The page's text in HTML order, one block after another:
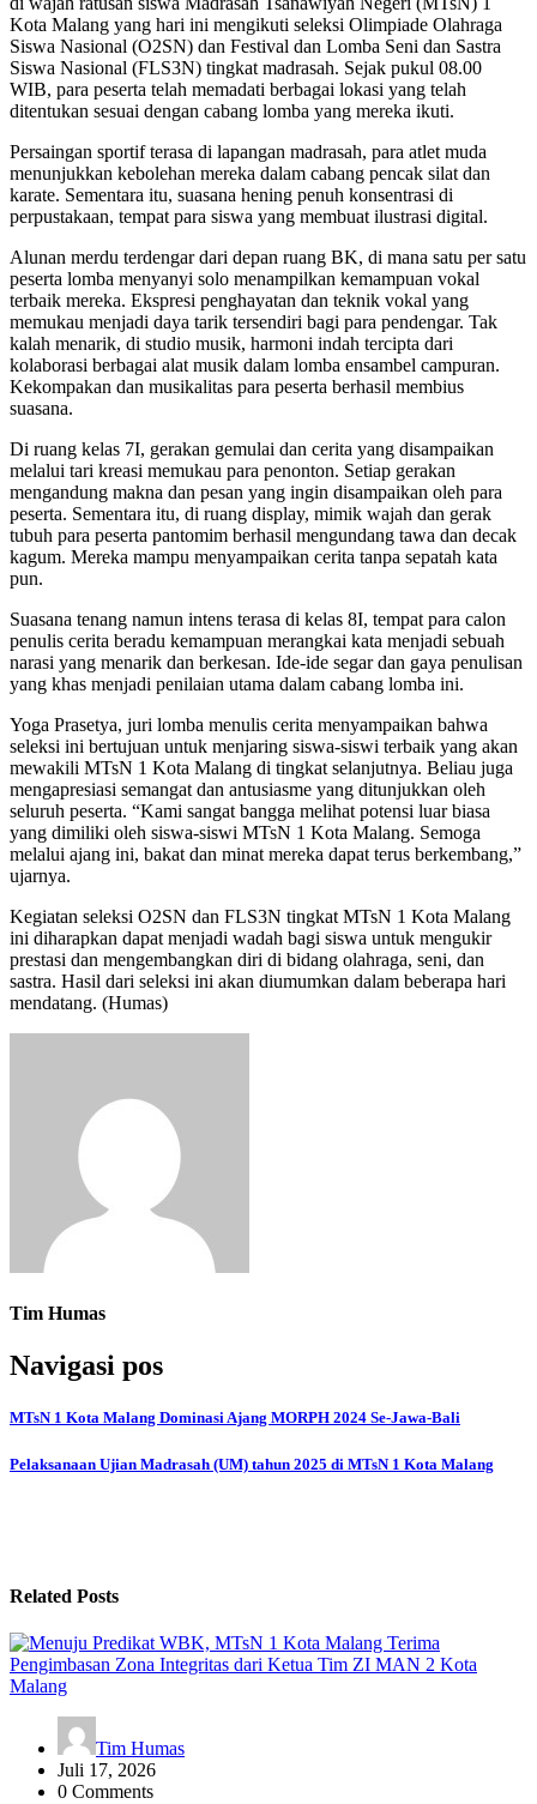
Kota Malang yang hari ini mengikuti seleksi Olimpiade Olahraga
Siswa Nasional (O2SN) dan Festival dan Lomba Seni dan Sastra
Siswa Nasional (FLS3N) tingkat madrasah. Sejak pukul 08.00
WIB, para peserta telah memadati berbagai lokasi yang telah
ditentukan sesuai dengan cabang lomba yang mereka ikuti.
Persaingan sportif terasa di lapangan madrasah, para atlet muda
menunjukkan kebolehan mereka dalam cabang pencak silat dan
karate. Sementara itu, suasana hening penuh konsentrasi di
perpustakaan, tempat para siswa yang membuat ilustrasi digital.
Alunan merdu terdengar dari depan ruang BK, di mana satu per satu
peserta lomba menyanyi solo menampilkan kemampuan vokal
terbaik mereka. Ekspresi penghayatan dan teknik vokal yang
memukau menjadi daya tarik tersendiri bagi para pendengar. Tak
kalah menarik, di studio musik, harmoni indah tercipta dari
kolaborasi berbagai alat musik dalam lomba ensambel campuran.
Kekompakan dan musikalitas para peserta berhasil membius
suasana.
Di ruang kelas 7I, gerakan gemulai dan cerita yang disampaikan
melalui tari kreasi memukau para penonton. Setiap gerakan
mengandung makna dan pesan yang ingin disampaikan oleh para
peserta. Sementara itu, di ruang display, mimik wajah dan gerak
tubuh para peserta pantomim berhasil mengundang tawa dan decak
kagum. Mereka mampu menyampaikan cerita tanpa sepatah kata
pun.
Suasana tenang namun intens terasa di kelas 8I, tempat para calon
penulis cerita beradu kemampuan merangkai kata menjadi sebuah
narasi yang menarik dan berkesan. Ide-ide segar dan gaya penulisan
yang khas menjadi penilaian utama dalam cabang lomba ini.
Yoga Prasetya, juri lomba menulis cerita menyampaikan bahwa
seleksi ini bertujuan untuk menjaring siswa-siswi terbaik yang akan
mewakili MTsN 1 Kota Malang di tingkat selanjutnya. Beliau juga
mengapresiasi semangat dan antusiasme yang ditunjukkan oleh
seluruh peserta. “Kami sangat bangga melihat potensi luar biasa
yang dimiliki oleh siswa-siswi MTsN 1 Kota Malang. Semoga
melalui ajang ini, bakat dan minat mereka dapat terus berkembang,”
ujarnya.
Kegiatan seleksi O2SN dan FLS3N tingkat MTsN 1 Kota Malang
ini diharapkan dapat menjadi wadah bagi siswa untuk mengukir
prestasi dan mengembangkan diri di bidang olahraga, seni, dan
sastra. Hasil dari seleksi ini akan diumumkan dalam beberapa hari
mendatang. (Humas)
Tim Humas
Navigasi pos
MTsN 1 Kota Malang Dominasi Ajang MORPH 2024 Se-Jawa-Bali
Pelaksanaan Ujian Madrasah (UM) tahun 2025 di MTsN 1 Kota Malang
Related Posts
Tim Humas
Juli 17, 2026
0 Comments